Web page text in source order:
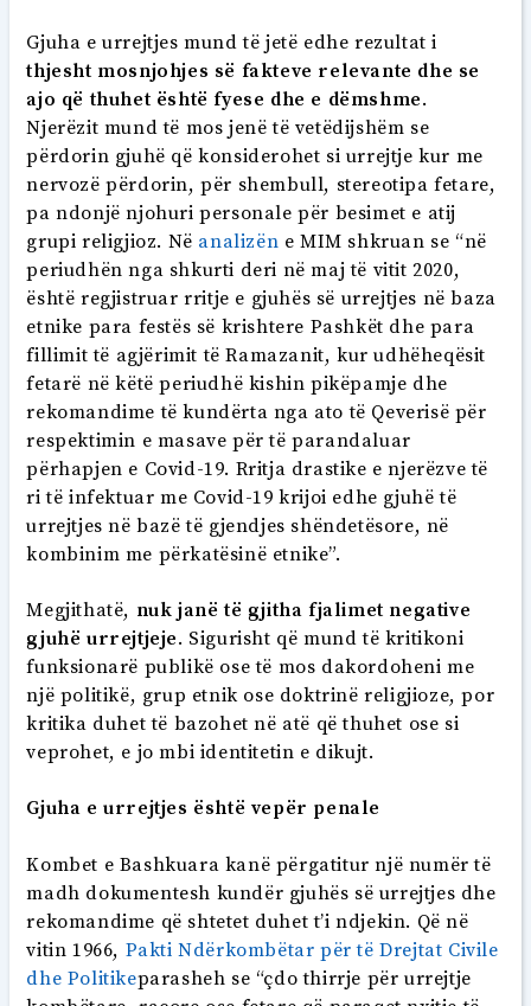
Gjuha e urrejtjes mund të jetë edhe rezultat i
thjesht mosnjohjes së fakteve relevante dhe se
ajo që thuhet është fyese dhe e dëmshme.
Njerëzit mund të mos jenë të vetëdijshëm se
përdorin gjuhë që konsiderohet si urrejtje kur me
nervozë përdorin, për shembull, stereotipa fetare,
pa ndonjë njohuri personale për besimet e atij
grupi religjioz. Në analizën e MIM shkruan se “në
periudhën nga shkurti deri në maj të vitit 2020,
është regjistruar rritje e gjuhës së urrejtjes në baza
etnike para festës së krishtere Pashkët dhe para
fillimit të agjërimit të Ramazanit, kur udhëheqësit
fetarë në këtë periudhë kishin pikëpamje dhe
rekomandime të kundërta nga ato të Qeverisë për
respektimin e masave për të parandaluar
përhapjen e Covid-19. Rritja drastike e njerëzve të
ri të infektuar me Covid-19 krijoi edhe gjuhë të
urrejtjes në bazë të gjendjes shëndetësore, në
kombinim me përkatësinë etnike”.
Megjithatë, nuk janë të gjitha fjalimet negative
gjuhë urrejtjeje. Sigurisht që mund të kritikoni
funksionarë publikë ose të mos dakordoheni me
një politikë, grup etnik ose doktrinë religjioze, por
kritika duhet të bazohet në atë që thuhet ose si
veprohet, e jo mbi identitetin e dikujt.
Gjuha e urrejtjes është vepër penale
Kombet e Bashkuara kanë përgatitur një numër të
madh dokumentesh kundër gjuhës së urrejtjes dhe
rekomandime që shtetet duhet t’i ndjekin. Që në
vitin 1966, Pakti Ndërkombëtar për të Drejtat Civile
dhe Politikeparasheh se “çdo thirrje për urrejtje